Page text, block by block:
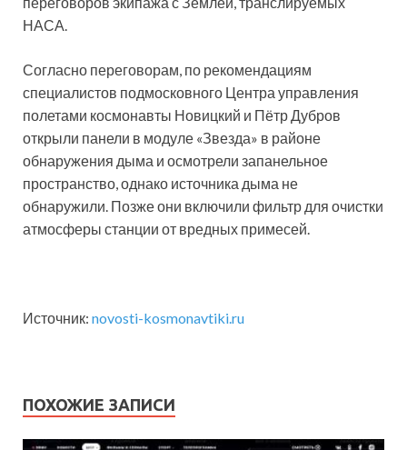
НАСА.
Согласно переговорам, по рекомендациям
специалистов подмосковного Центра управления
полетами космонавты Новицкий и Пётр Дубров
открыли панели в модуле «Звезда» в районе
обнаружения дыма и осмотрели запанельное
пространство, однако источника дыма не
обнаружили. Позже они включили фильтр для очистки
атмосферы станции от вредных примесей.
Источник: novosti-kosmonavtiki.ru
ПОХОЖИЕ ЗАПИСИ